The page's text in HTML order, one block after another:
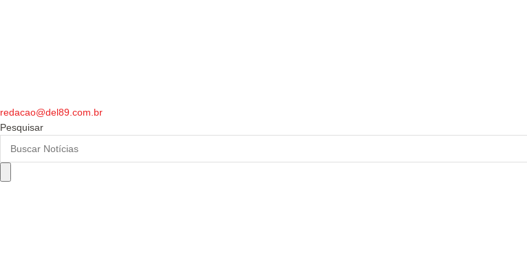
redacao@del89.com.br
Pesquisar